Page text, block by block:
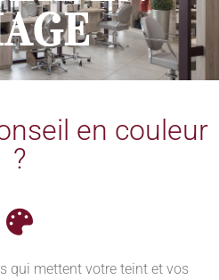
en couleur
?
qui mettent votre teint et vos